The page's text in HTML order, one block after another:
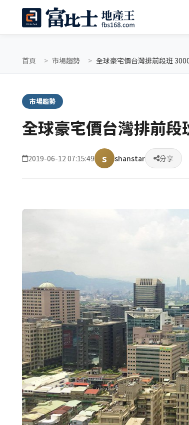
首頁 市場趨勢 全球豪宅價台灣排前段班
市場趨勢
全球豪宅價台灣排前
2019-06-12 07:15:49 s shanstar 分享